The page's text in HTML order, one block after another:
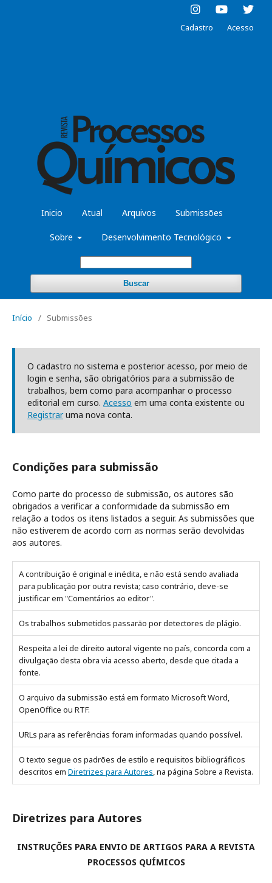
Inicio Atual Arquivos Submissões
Sobre Desenvolvimento Tecnológico
Buscar
Cadastro Acesso
Início / Submissões
O cadastro no sistema e posterior acesso, por meio de
login e senha, são obrigatórios para a submissão de
trabalhos, bem como para acompanhar o processo
editorial em curso. Acesso em uma conta existente ou
Registraruma nova conta.
Condições para submissão
Como parte do processo de submissão, os autores são
obrigados a verificar a conformidade da submissão em
relação a todos os itens listados a seguir. As submissões que
não estiverem de acordo com as normas serão devolvidas
aos autores.
A contribuição é original e inédita, e não está sendo avaliada
para publicação por outra revista; caso contrário, deve-se
justificar em "Comentários ao editor".
Os trabalhos submetidos passarão por detectores de plágio.
Respeita a lei de direito autoral vigente no país, concorda com a
divulgação desta obra via acesso aberto, desde que citada a
fonte.
O arquivo da submissão está em formato Microsoft Word,
OpenOffice ou RTF.
URLs para as referências foram informadas quando possível.
O texto segue os padrões de estilo e requisitos bibliográficos
descritos em Diretrizes para Autores, na página Sobre a Revista.
Diretrizes para Autores
INSTRUÇÕES PARA ENVIO DE ARTIGOS PARA A REVISTA
PROCESSOS QUÍMICOS